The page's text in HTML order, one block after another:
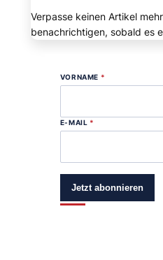
Verpasse keinen Artikel
benachrichtigen, sobald es
VORNAME *
E-MAIL *
Jetzt abonnieren